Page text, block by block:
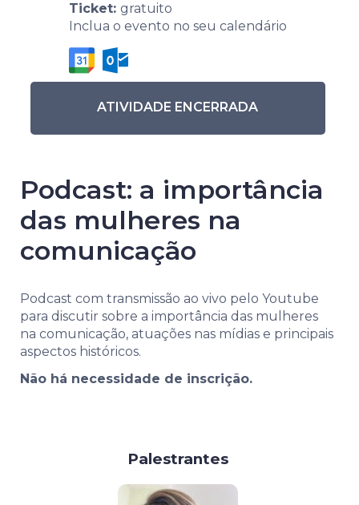
Ticket: gratuito
Inclua o evento no seu calendário
ATIVIDADE ENCERRADA
Podcast: a importância
das mulheres na
comunicação
Podcast com transmissão ao vivo pelo Youtube
para discutir sobre a importância das mulheres
na comunicação, atuações nas mídias e principais
aspectos históricos.
Não há necessidade de inscrição.
Palestrantes